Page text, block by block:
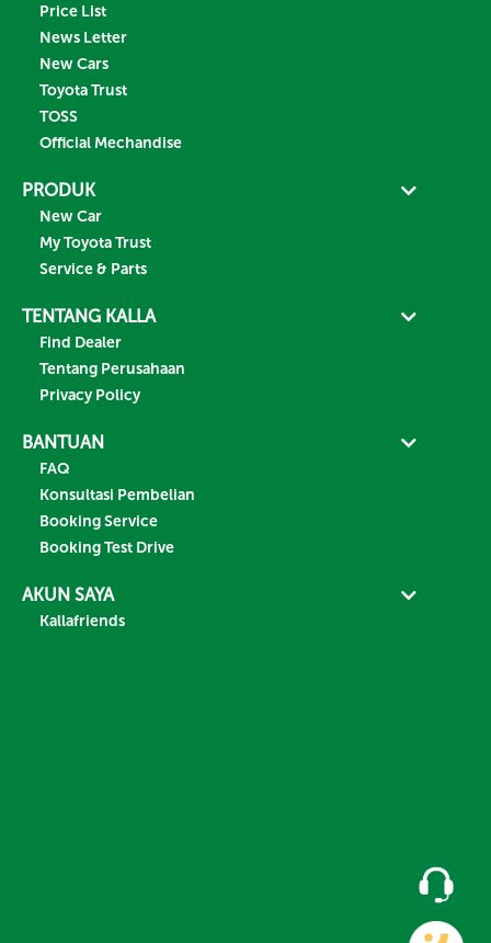
Price List
News Letter
New Cars
Toyota Trust
TOSS
Official Mechandise
PRODUK
New Car
My Toyota Trust
Service & Parts
TENTANG KALLA
Find Dealer
Tentang Perusahaan
Privacy Policy
BANTUAN
FAQ
Konsultasi Pembelian
Booking Service
Booking Test Drive
AKUN SAYA
Kallafriends